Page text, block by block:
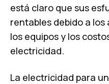
está claro que sus
rentables debido a
los equipos y los
electricidad.
La electricidad para